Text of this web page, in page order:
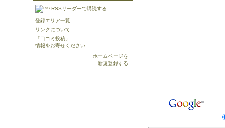
RSSリーダーで購読する
登録エリア一覧
リンクについて
「口コミ投稿」
情報をお寄せください
ホームページを
新規登録する